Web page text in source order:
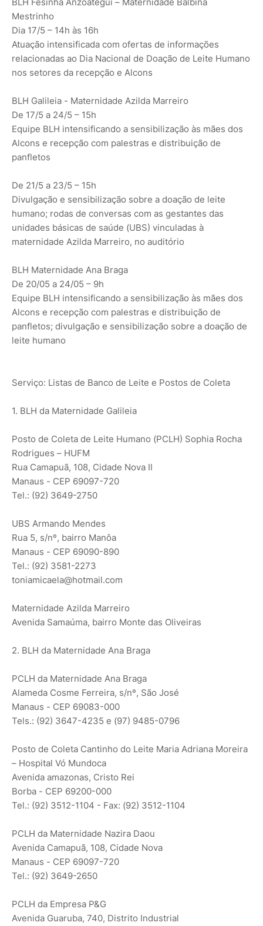
Mestrinho
Dia 17/5 – 14h às 16h
Atuação intensificada com ofertas de informações
relacionadas ao Dia Nacional de Doação de Leite Humano
nos setores da recepção e Alcons
BLH Galileia - Maternidade Azilda Marreiro
De 17/5 a 24/5 – 15h
Equipe BLH intensificando a sensibilização às mães dos
Alcons e recepção com palestras e distribuição de
panfletos
De 21/5 a 23/5 – 15h
Divulgação e sensibilização sobre a doação de leite
humano; rodas de conversas com as gestantes das
unidades básicas de saúde (UBS) vinculadas à
maternidade Azilda Marreiro, no auditório
BLH Maternidade Ana Braga
De 20/05 a 24/05 – 9h
Equipe BLH intensificando a sensibilização às mães dos
Alcons e recepção com palestras e distribuição de
panfletos; divulgação e sensibilização sobre a doação de
leite humano
Serviço: Listas de Banco de Leite e Postos de Coleta
1. BLH da Maternidade Galileia
Posto de Coleta de Leite Humano (PCLH) Sophia Rocha
Rodrigues – HUFM
Rua Camapuã, 108, Cidade Nova II
Manaus - CEP 69097-720
Tel.: (92) 3649-2750
UBS Armando Mendes
Rua 5, s/nº, bairro Manôa
Manaus - CEP 69090-890
Tel.: (92) 3581-2273
toniamicaela@hotmail.com
Maternidade Azilda Marreiro
Avenida Samaúma, bairro Monte das Oliveiras
2. BLH da Maternidade Ana Braga
PCLH da Maternidade Ana Braga
Alameda Cosme Ferreira, s/nº, São José
Manaus - CEP 69083-000
Tels.: (92) 3647-4235 e (97) 9485-0796
Posto de Coleta Cantinho do Leite Maria Adriana Moreira
– Hospital Vó Mundoca
Avenida amazonas, Cristo Rei
Borba - CEP 69200-000
Tel.: (92) 3512-1104 - Fax: (92) 3512-1104
PCLH da Maternidade Nazira Daou
Avenida Camapuã, 108, Cidade Nova
Manaus - CEP 69097-720
Tel.: (92) 3649-2650
PCLH da Empresa P&G
Avenida Guaruba, 740, Distrito Industrial